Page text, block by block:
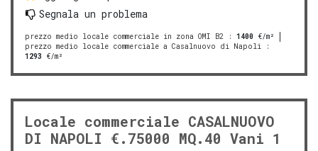
Segnala un problema
prezzo medio locale commerciale in zona OMI B2 : 1400 €/m²
prezzo medio locale commerciale a Casalnuovo di Napoli :
1293 €/m²
Locale commerciale CASALNUOVO
DI NAPOLI €.75000 MQ.40 Vani 1